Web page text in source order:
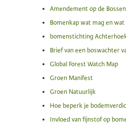
Amendement op de
Bomenkap wat mag en
bomenstichting
Brief van een boswachter
Global Forest Watch Map
Groen Manifest
Groen Natuurlijk
Hoe beperk je
Invloed van fijnstof op